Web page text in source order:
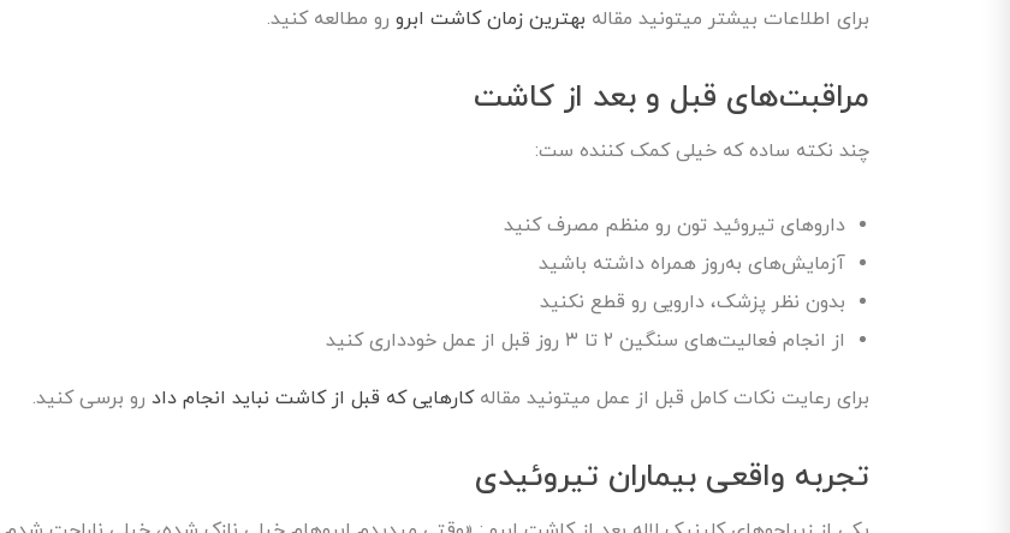
برای اطلاعات بیشتر میتونید مقاله بهترین زمان کاشت ابرو رو مطالعه کنید.
مراقبت‌های قبل و بعد از کاشت
چند نکته ساده که خیلی کمک کننده ست:
داروهای تیروئید تون رو منظم مصرف کنید
آزمایش‌های به‌روز همراه داشته باشید
بدون نظر پزشک، دارویی رو قطع نکنید
از انجام فعالیت‌های سنگین ۲ تا ۳ روز قبل از عمل خودداری کنید
برای رعایت نکات کامل قبل از عمل میتونید مقالهکارهایی که قبل از کاشت نباید انجام داد رو برسی کنید.
تجربه واقعی بیماران تیروئیدی